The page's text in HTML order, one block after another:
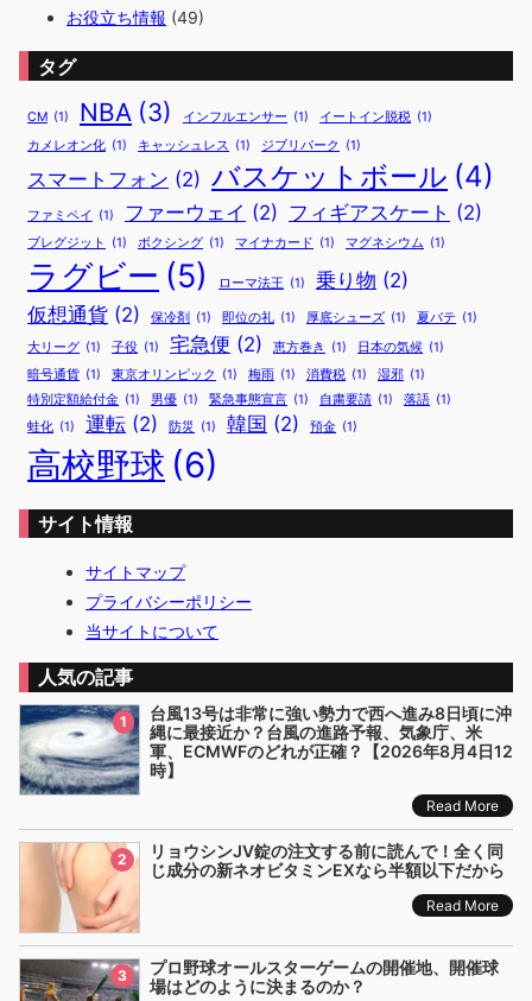
お役立ち情報 (49)
タグ
CM (1) NBA (3) インフルエンサー (1) イートイン脱税 (1)
カメレオン化 (1) キャッシュレス (1) ジブリパーク (1)
スマートフォン (2) バスケットボール (4)
ファミペイ (1) ファーウェイ (2) フィギアスケート (2)
ブレグジット (1) ボクシング (1) マイナカード (1) マグネシウム (1)
ラグビー (5) ローマ法王 (1) 乗り物 (2)
仮想通貨 (2) 保冷剤 (1) 即位の礼 (1) 厚底シューズ (1) 夏バテ (1)
大リーグ (1) 子役 (1) 宅急便 (2) 恵方巻き (1) 日本の気候 (1)
暗号通貨 (1) 東京オリンピック (1) 梅雨 (1) 消費税 (1) 湿邪 (1)
特別定額給付金 (1) 男優 (1) 緊急事態宣言 (1) 自粛要請 (1) 落語 (1)
蛙化 (1) 運転 (2) 防災 (1) 韓国 (2) 預金 (1)
高校野球 (6)
サイト情報
サイトマップ
プライバシーポリシー
当サイトについて
人気の記事
1
台風13号は非常に強い勢力で西へ進み8日頃に沖
縄に最接近か？台風の進路予報、気象庁、米
軍、ECMWFのどれが正確？【2026年8月4日12
時】
Read More
2
リョウシンJV錠の注文する前に読んで！全く同
じ成分の新ネオビタミンEXなら半額以下だから
Read More
3
プロ野球オールスターゲームの開催地、開催球
場はどのように決まるのか？